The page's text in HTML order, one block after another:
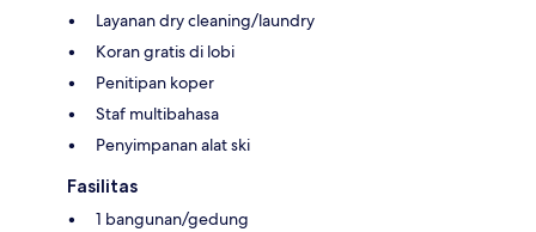
Layanan dry cleaning/laundry
Koran gratis di lobi
Penitipan koper
Staf multibahasa
Penyimpanan alat ski
Fasilitas
1 bangunan/gedung